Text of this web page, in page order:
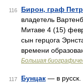
116 Бирон, граф Петр
владетель
Митаве 4 (15)
сын герцога
времени
Большая
117 Бунцак — в русск.